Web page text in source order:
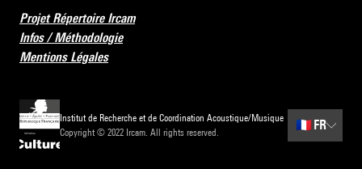
Projet Répertoire Ircam
Infos / Méthodologie
Mentions Légales
Institut de Recherche et de Coordination Acoustique/Musique
Copyright © 2022 Ircam. All rights reserved.
🇫🇷 FR